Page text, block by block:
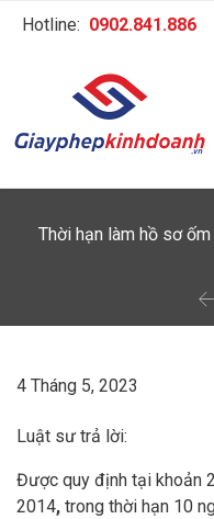
Hotline: 0902.841.886
Thời hạn làm hồ sơ

4 Tháng 5, 2023
Luật sư trả lời:
Được quy định tại khoản
2014, trong thời hạn 10